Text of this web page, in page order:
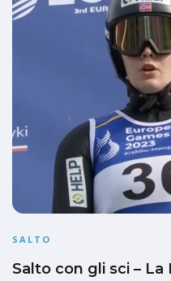
SALTO
Salto con gli sci –